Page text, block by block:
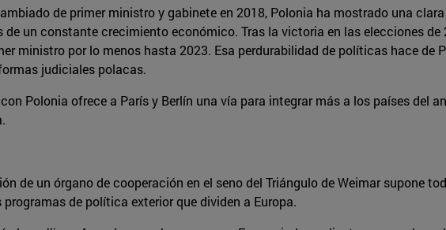
de primer ministro y gabinete en 2018, Polonia ha mostrado una
de un constante crecimiento económico. Tras la victoria en las elecciones
ministro por lo menos hasta 2023. Esa perdurabilidad de políticas hace de
judiciales polacas.
Polonia ofrece a París y Berlín una vía para integrar más a los países del
de un órgano de cooperación en el seno del Triángulo de Weimar supone
de política exterior que dividen a Europa.